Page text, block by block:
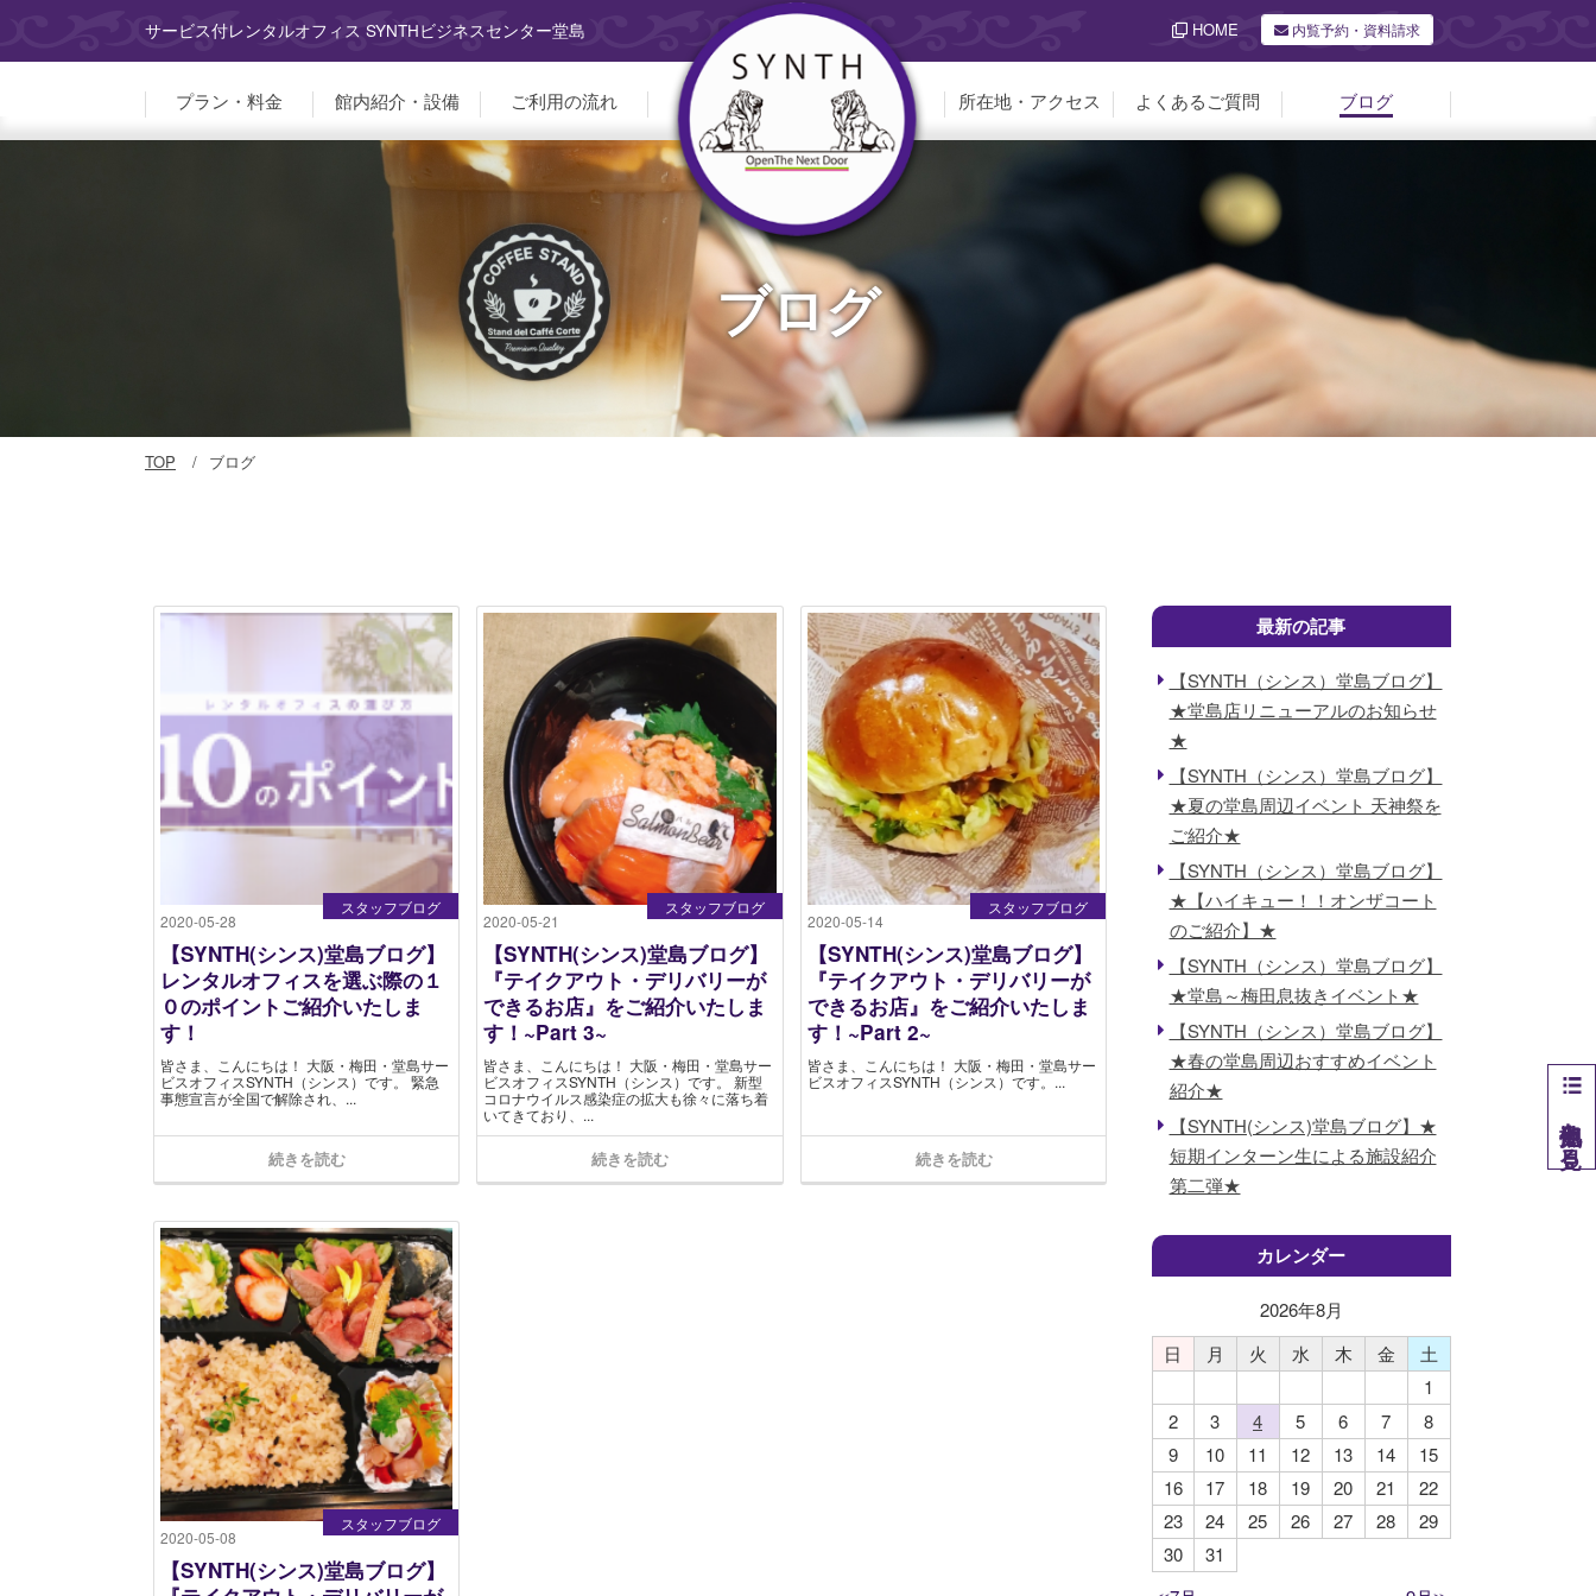
サービス付レンタルオフィス SYNTHビジネスセンター堂島 HOME 内覧予約・資料請求
プラン・料金 館内紹介・設備 ご利用の流れ 所在地・アクセス よくあるご質問 ブログ
ブログ
TOP ブログ
2020-05-28
スタッフブログ
【SYNTH(シンス)堂島ブログ】
レンタルオフィスを選ぶ際の１
０のポイントご紹介いたしま
す！
皆さま、こんにちは！ 大阪・梅田・堂島サー
ビスオフィスSYNTH（シンス）です​。 緊急
事態宣言が全国で解除され、...
続きを読む
2020-05-21
スタッフブログ
【SYNTH(シンス)堂島ブログ】
『テイクアウト・デリバリーが
できるお店』をご紹介いたしま
す！~Part 3~
皆さま、こんにちは！ 大阪・梅田・堂島サー
ビスオフィスSYNTH（シンス）です​。 新型
コロナウイルス感染症の拡大も徐々に落ち着
いてきており、...
続きを読む
2020-05-14
スタッフブログ
【SYNTH(シンス)堂島ブログ】
『テイクアウト・デリバリーが
できるお店』をご紹介いたしま
す！~Part 2~
皆さま、こんにちは！ 大阪・梅田・堂島サー
ビスオフィスSYNTH（シンス）です​。...
続きを読む
2020-05-08
スタッフブログ
【SYNTH(シンス)堂島ブログ】
最新の記事
【SYNTH（シンス）堂島ブログ】
★堂島店リニューアルのお知らせ
★
【SYNTH（シンス）堂島ブログ】
★夏の堂島周辺イベント 天神祭を
ご紹介★
【SYNTH（シンス）堂島ブログ】
★【ハイキュー！！オンザコート
のご紹介】★
【SYNTH（シンス）堂島ブログ】
★堂島～梅田息抜きイベント★
【SYNTH（シンス）堂島ブログ】
★春の堂島周辺おすすめイベント
紹介★
【SYNTH(シンス)堂島ブログ】★
短期インターン生による施設紹介
第二弾★
カレンダー
2026年8月
日
月 火 水 木 金
土
1
2
3 4 5 6 7
8
9
10 11 12 13 14
15
16
17 18 19 20 21
22
23
24 25 26 27 28
29
30
31
他拠点を見る